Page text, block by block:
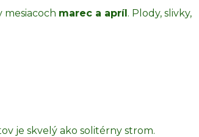
mesiacoch marec a apríl. Plody, slivky,
je skvelý ako solitérny strom.